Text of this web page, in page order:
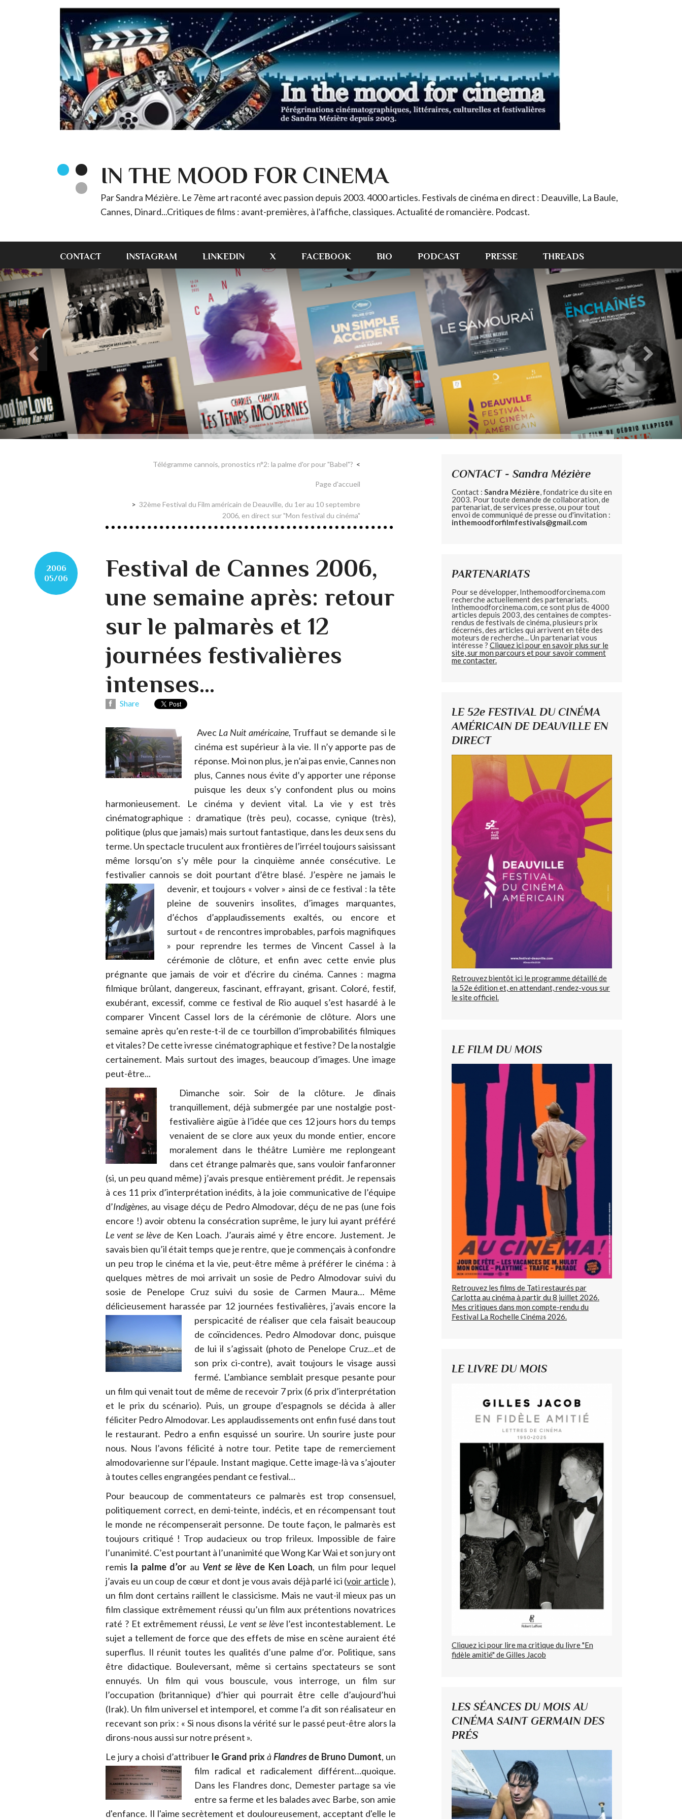
IN THE MOOD FOR CINEMA
Par Sandra Mézière. Le 7ème art raconté avec passion depuis 2003. 4000 articles. Festivals de cinéma en direct : Deauville, La Baule,
Cannes, Dinard...Critiques de films : avant-premières, à l'affiche, classiques. Actualité de romancière. Podcast.
CONTACT INSTAGRAM LINKEDIN X FACEBOOK BIO PODCAST PRESSE THREADS
Télégramme cannois, pronostics n°2: la palme d'or pour "Babel"?
Page d'accueil
32ème Festival du Film américain de Deauville, du 1er au 10 septembre
2006, en direct sur "Mon festival du cinéma"
2006
05/06
Festival de Cannes 2006,
une semaine après: retour
sur le palmarès et 12
journées festivalières
intenses...
Share
Avec La Nuit américaine, Truffaut se demande si le
cinéma est supérieur à la vie. Il n’y apporte pas de
réponse. Moi non plus, je n’ai pas envie, Cannes non
plus, Cannes nous évite d’y apporter une réponse
puisque les deux s’y confondent plus ou moins
harmonieusement. Le cinéma y devient vital. La vie y est très
cinématographique : dramatique (très peu), cocasse, cynique (très),
politique (plus que jamais) mais surtout fantastique, dans les deux sens du
terme. Un spectacle truculent aux frontières de l’irréel toujours saisissant
même lorsqu’on s’y mêle pour la cinquième année consécutive. Le
festivalier cannois se doit pourtant d’être blasé. J’espère ne jamais le
devenir, et toujours « volver » ainsi de cefestival : la tête
pleine de souvenirs insolites, d’images marquantes,
d’échos d’applaudissements exaltés, ou encore et
surtout « de rencontres improbables, parfois magnifiques
» pour reprendre les termes de Vincent Cassel à la
cérémonie de clôture, et enfin avec cette envie plus
prégnante que jamais de voir et d'écrire du cinéma. Cannes : magma
filmique brûlant, dangereux, fascinant, effrayant, grisant. Coloré, festif,
exubérant, excessif, comme ce festival de Rio auquel s’est hasardé à le
comparer Vincent Cassel lors de la cérémonie de clôture. Alors une
semaine après qu’en reste-t-il de ce tourbillon d’improbabilités filmiques
et vitales? De cette ivresse cinématographique et festive? De la nostalgie
certainement. Mais surtout des images, beaucoup d’images. Une image
peut-être...
Dimanche soir. Soir de la clôture. Je dînais
tranquillement, déjà submergée par une nostalgie post-
festivalière aigüe à l’idée que ces 12 jours hors du temps
venaient de se clore aux yeux du monde entier, encore
moralement dans le théâtre Lumière me replongeant
dans cet étrange palmarès que, sans vouloir fanfaronner
(si, un peu quand même) j’avais presque entièrement prédit. Je repensais
à ces 11 prix d’interprétation inédits, à la joie communicative de l’équipe
d’Indigènes, au visage déçu de Pedro Almodovar, déçu de ne pas (une fois
encore !) avoir obtenu la consécration suprême, le jury lui ayant préféré
Le vent se lève de Ken Loach. J’aurais aimé y être encore. Justement. Je
savais bien qu’il était temps que je rentre, que je commençais à confondre
un peu trop le cinéma et la vie, peut-être même à préférer le cinéma : à
quelques mètres de moi arrivait un sosie de Pedro Almodovar suivi du
sosie de Penelope Cruz suivi du sosie de Carmen Maura… Même
délicieusement harassée par 12 journées festivalières, j’avais encore la
perspicacité de réaliser que cela faisait beaucoup
de coïncidences. Pedro Almodovar donc, puisque
de lui il s’agissait (photo de Penelope Cruz...et de
son prix ci-contre), avait toujours le visage aussi
fermé. L’ambiance semblait presque pesante pour
un film qui venait tout de même de recevoir 7 prix (6 prix d’interprétation
et le prix du scénario). Puis, un groupe d’espagnols se décida à aller
féliciter Pedro Almodovar. Les applaudissements ont enfin fusé dans tout
le restaurant. Pedro a enfin esquissé un sourire. Un sourire juste pour
nous. Nous l’avons félicité à notre tour. Petite tape de remerciement
almodovarienne sur l’épaule. Instant magique. Cette image-là va s’ajouter
à toutes celles engrangées pendant ce festival…
Pour beaucoup de commentateurs ce palmarès est trop consensuel,
politiquement correct, en demi-teinte, indécis, et en récompensant tout
le monde ne récompenserait personne. De toute façon, le palmarès est
toujours critiqué ! Trop audacieux ou trop frileux. Impossible de faire
l’unanimité. C’est pourtant à l’unanimité que Wong Kar Wai et son jury ont
remis la palme d’or au Vent se lève de Ken Loach, un film pour lequel
j’avais eu un coup de cœur et dont je vous avais déjà parlé ici (voir article ),
un film dont certains raillent le classicisme. Mais ne vaut-il mieux pas un
film classique extrêmement réussi qu’un film aux prétentions novatrices
raté ? Et extrêmement réussi, Le vent se lèvel’est incontestablement. Le
sujet a tellement de force que des effets de mise en scène auraient été
superflus. Il réunit toutes les qualités d’une palme d’or. Politique, sans
être didactique. Bouleversant, même si certains spectateurs se sont
ennuyés. Un film qui vous bouscule, vous interroge, un film sur
l’occupation (britannique) d’hier qui pourrait être celle d’aujourd’hui
(Irak). Un film universel et intemporel, et comme l’a dit son réalisateur en
recevant son prix : « Si nous disons la vérité sur le passé peut-être alors la
dirons-nous aussi sur notre présent ».
Le jury a choisi d’attribuer le Grand prixàFlandres de Bruno Dumont, un
film radical et radicalement différent…quoique.
Dans les Flandres donc, Demester partage sa vie
entre sa ferme et les balades avec Barbe, son amie
d'enfance. Il l'aime secrètement et douloureusement, acceptant d'elle le
CONTACT - Sandra Mézière
Contact : Sandra Mézière, fondatrice du site en
2003. Pour toute demande de collaboration, de
partenariat, de services presse, ou pour tout
envoi de communiqué de presse ou d'invitation :
inthemoodforfilmfestivals@gmail.com
PARTENARIATS
Pour se développer, Inthemoodforcinema.com
recherche actuellement des partenariats.
Inthemoodforcinema.com, ce sont plus de 4000
articles depuis 2003, des centaines de comptes-
rendus de festivals de cinéma, plusieurs prix
décernés, des articles qui arrivent en tête des
moteurs de recherche... Un partenariat vous
intéresse ? Cliquez ici pour en savoir plus sur le
site, sur mon parcours et pour savoir comment
me contacter.
LE 52e FESTIVAL DU CINÉMA
AMÉRICAIN DE DEAUVILLE EN
DIRECT
Retrouvez bientôt ici le programme détaillé de
la 52e édition et, en attendant, rendez-vous sur
le site officiel.
LE FILM DU MOIS
Retrouvez les films de Tati restaurés par
Carlotta au cinéma à partir du 8 juillet 2026.
Mes critiques dans mon compte-rendu du
Festival La Rochelle Cinéma 2026.
LE LIVRE DU MOIS
Cliquez ici pour lire ma critique du livre "En
fidèle amitié" de Gilles Jacob
LES SÉANCES DU MOIS AU
CINÉMA SAINT GERMAIN DES
PRÉS